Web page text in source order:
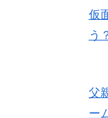
仮
う
父
ー